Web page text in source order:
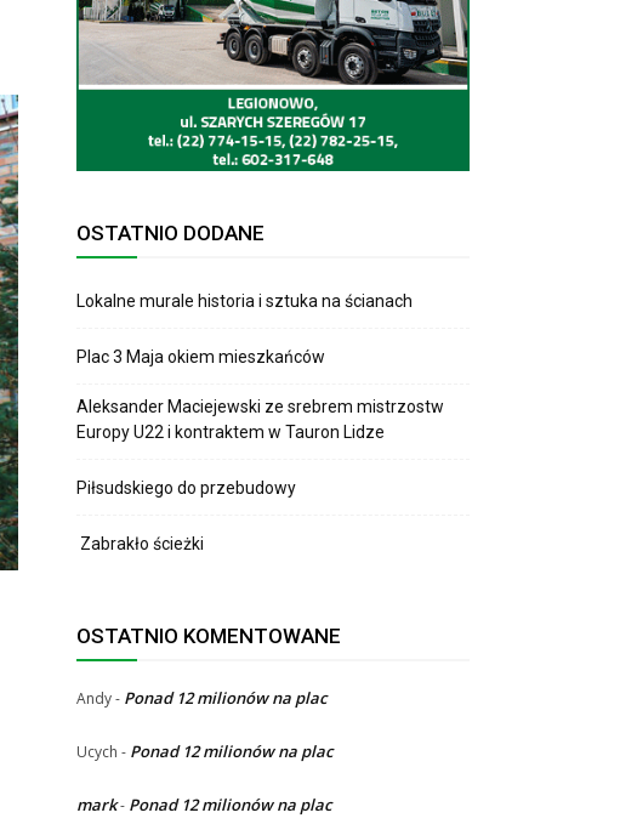
OSTATNIO DODANE
Lokalne murale historia i sztuka na ścianach
Plac 3 Maja okiem mieszkańców
Aleksander Maciejewski ze srebrem mistrzostw
Europy U22 i kontraktem w Tauron Lidze
Piłsudskiego do przebudowy
Zabrakło ścieżki
OSTATNIO KOMENTOWANE
Andy- Ponad 12 milionów na plac
Ucych - Ponad 12 milionów na plac
mark- Ponad 12 milionów na plac